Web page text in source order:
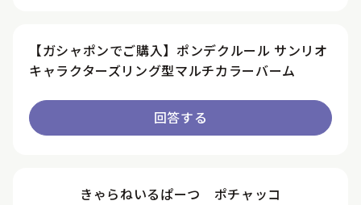
【ガシャポンでご購入】ポンデクルール サンリオ
キャラクターズリング型マルチカラーバーム
回答する
きゃらねいるぱーつ ポチャッコ